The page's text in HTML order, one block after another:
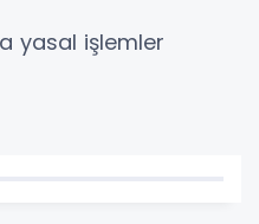
yasal işlemler